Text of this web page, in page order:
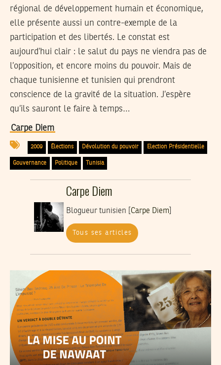
régional de développement humain et économique,
elle présente aussi un contre-exemple de la
participation et des libertés. Le constat est
aujourd’hui clair : le salut du pays ne viendra pas de
l’opposition, et encore moins du pouvoir. Mais de
chaque tunisienne et tunisien qui prendront
conscience de la gravité de la situation. J’espère
qu’ils sauront le faire à temps…
Carpe Diem
2009 Élections Dévolution du pouvoir Election Présidentielle
Gouvernance Politique Tunisia
Carpe Diem
Blogueur tunisien [ Carpe Diem
Tous ses articles